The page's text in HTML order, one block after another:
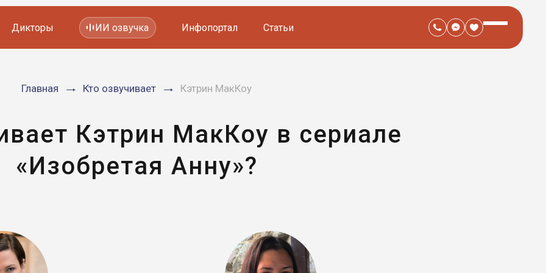
Мультфильмов
Дикторы ИИ озвучка Инфопортал Статьи
Главная Кто озвучивает Кэтрин МакКоу
Кэтрин МакКоу в сериале
«Изобретая Анну»?